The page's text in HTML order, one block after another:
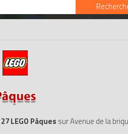
27 LEGO Pâques sur Avenue de la